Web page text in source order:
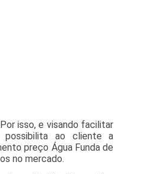
isso, e visando facilitar
possibilita ao cliente a
preço Água Funda de
no mercado.